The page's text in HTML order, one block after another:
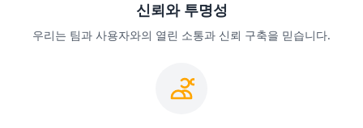
신뢰와 투명성
우리는 팀과 사용자와의 열린 소통과 신뢰 구축을 믿습니다.